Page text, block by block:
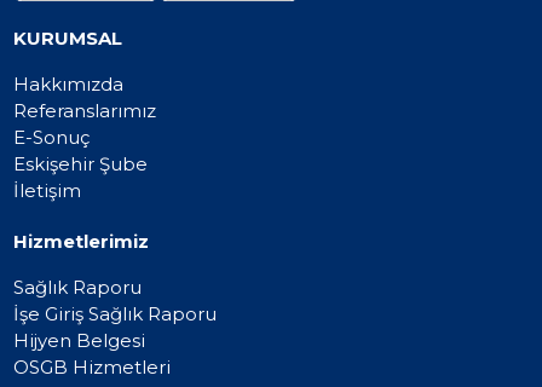
KURUMSAL
Hakkımızda
Referanslarımız
E-Sonuç
Eskişehir Şube
İletişim
Hizmetlerimiz
Sağlık Raporu
İşe Giriş Sağlık Raporu
Hijyen Belgesi
OSGB Hizmetleri